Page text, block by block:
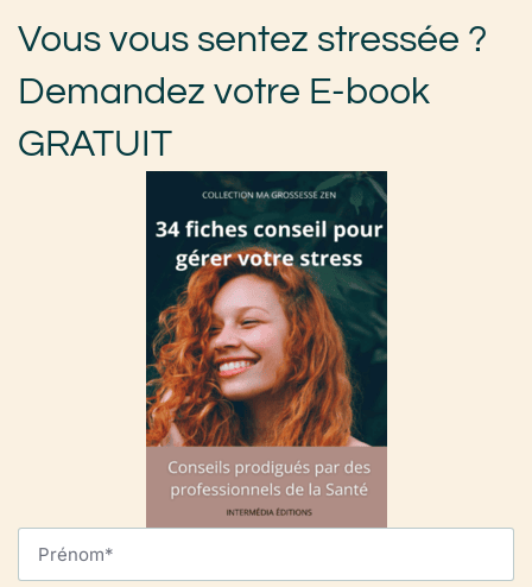
Vous vous sentez stressée ?
Demandez votre E-book
GRATUIT